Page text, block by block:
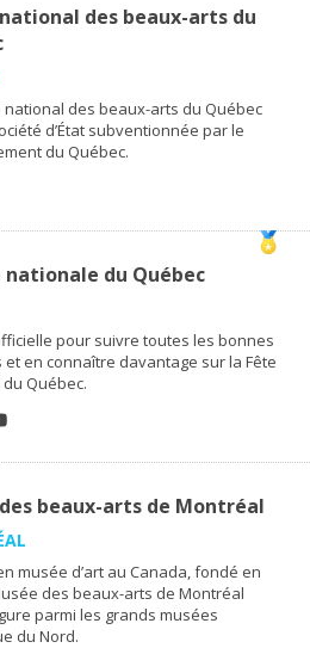
des beaux-arts du
national des beaux-arts du Québec
d’État subventionnée par le
du Québec.
nationale du Québec
pour suivre toutes les bonnes
en connaître davantage sur la Fête
Québec.
beaux-arts de Montréal
musée d’art au Canada, fondé en
des beaux-arts de Montréal
parmi les grands musées
du Nord.